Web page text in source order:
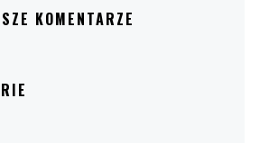
KOMENTARZE